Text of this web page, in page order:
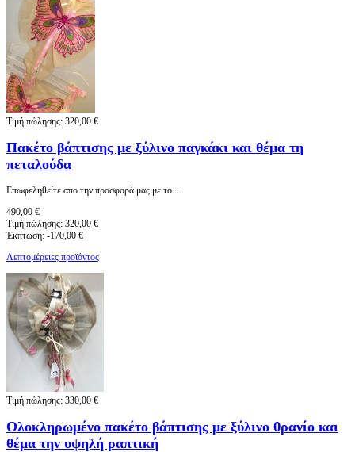
Τιμή πώλησης: 320,00 €
Πακέτο βάπτισης με ξύλινο παγκάκι και θέμα τη
πεταλούδα
Eπωφεληθείτε απο την προσφορά μας με το...
490,00 €
Τιμή πώλησης: 320,00 €
Έκπτωση: -170,00 €
Λεπτομέρειες προϊόντος
Τιμή πώλησης: 330,00 €
Ολοκληρωμένο πακέτο βάπτισης με ξύλινο θρανίο και
θέμα την υψηλή ραπτική